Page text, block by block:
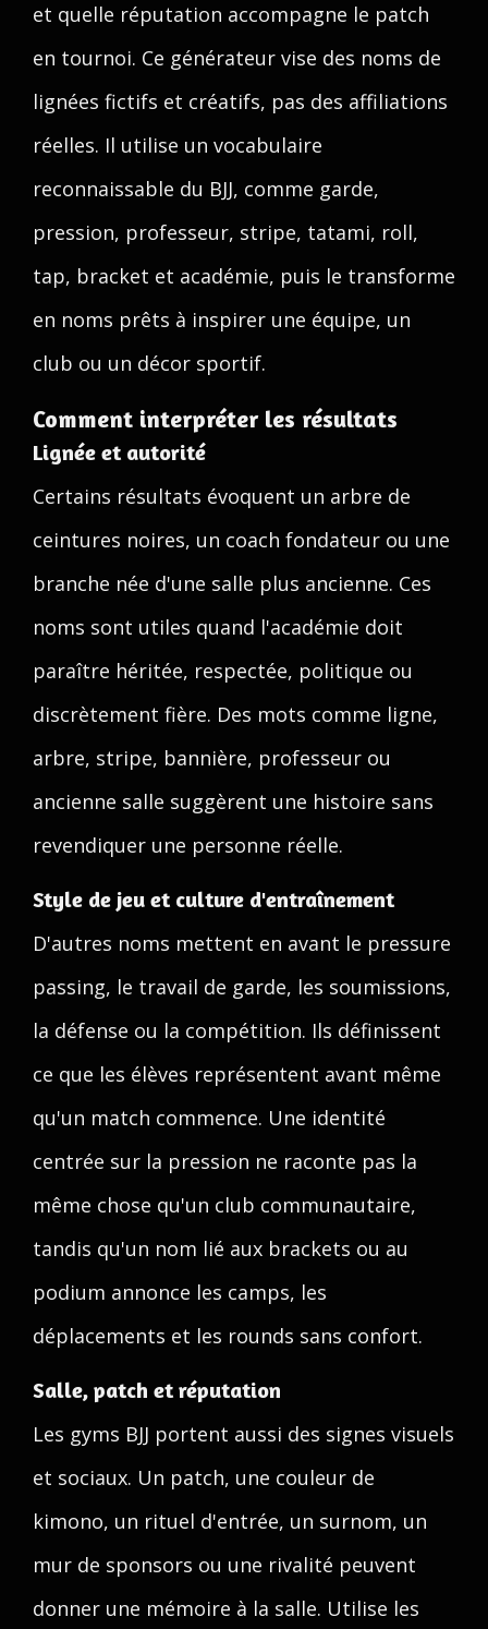
et quelle réputation accompagne le patch
en tournoi. Ce générateur vise des noms de
lignées fictifs et créatifs, pas des affiliations
réelles. Il utilise un vocabulaire
reconnaissable du BJJ, comme garde,
pression, professeur, stripe, tatami, roll,
tap, bracket et académie, puis le transforme
en noms prêts à inspirer une équipe, un
club ou un décor sportif.
Comment interpréter les résultats
Lignée et autorité
Certains résultats évoquent un arbre de
ceintures noires, un coach fondateur ou une
branche née d'une salle plus ancienne. Ces
noms sont utiles quand l'académie doit
paraître héritée, respectée, politique ou
discrètement fière. Des mots comme ligne,
arbre, stripe, bannière, professeur ou
ancienne salle suggèrent une histoire sans
revendiquer une personne réelle.
Style de jeu et culture d'entraînement
D'autres noms mettent en avant le pressure
passing, le travail de garde, les soumissions,
la défense ou la compétition. Ils définissent
ce que les élèves représentent avant même
qu'un match commence. Une identité
centrée sur la pression ne raconte pas la
même chose qu'un club communautaire,
tandis qu'un nom lié aux brackets ou au
podium annonce les camps, les
déplacements et les rounds sans confort.
Salle, patch et réputation
Les gyms BJJ portent aussi des signes visuels
et sociaux. Un patch, une couleur de
kimono, un rituel d'entrée, un surnom, un
mur de sponsors ou une rivalité peuvent
donner une mémoire à la salle. Utilise les